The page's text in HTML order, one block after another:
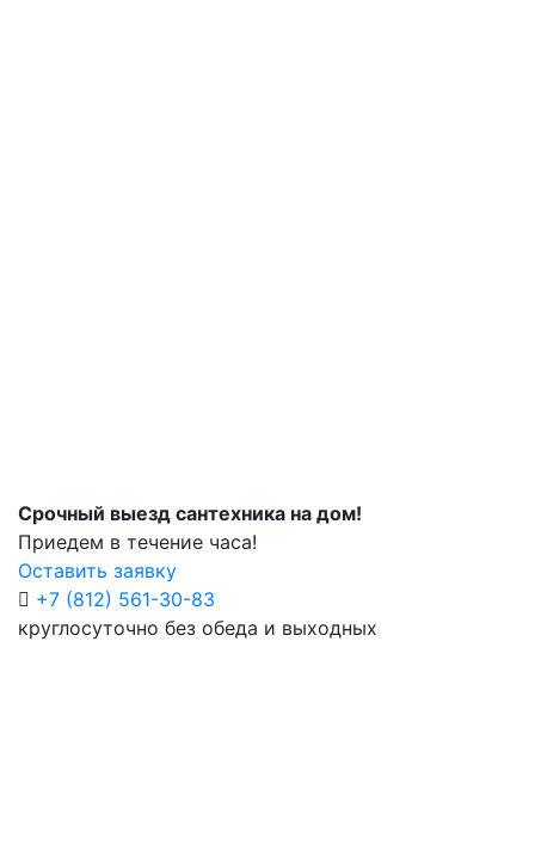
Срочный выезд сантехника на дом!
Приедем в течение часа!
Оставить заявку
+7 (812) 561-30-83
круглосуточно без обеда и выходных